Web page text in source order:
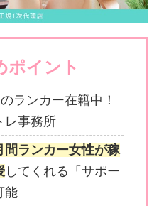
イント
ランカー在籍中！
レ事務所
間ランカー女性が稼
してくれる「サポー
能